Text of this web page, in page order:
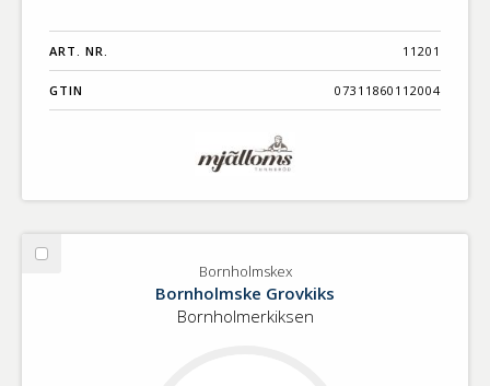
ART. NR. 11201
GTIN 07311860112004
Välj
Bornholmskex
Bornholmske Grovkiks
Bornholmerkiksen